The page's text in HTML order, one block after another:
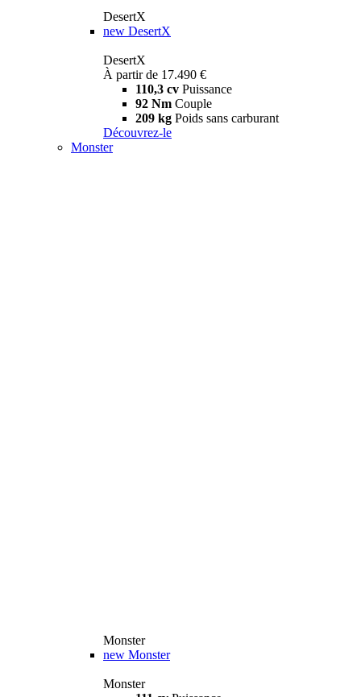
DesertX
new DesertX
DesertX
À partir de 17.490 €
110,3 cv Puissance
92 Nm Couple
209 kg Poids sans carburant
Découvrez-le
Monster
Monster
new Monster
Monster